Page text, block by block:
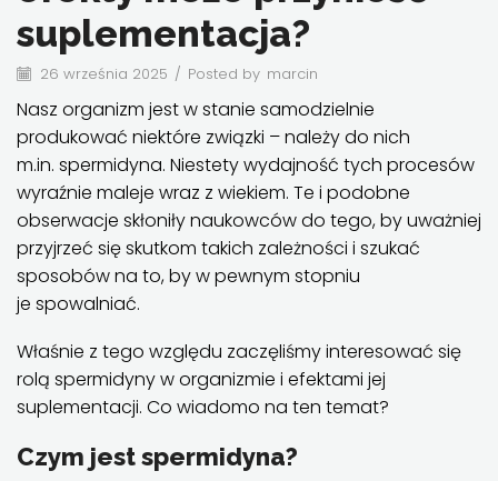
suplementacja?
26 września 2025 / Posted by marcin
Nasz organizm jest w stanie samodzielnie
produkować niektóre związki – należy do nich
m.in. spermidyna. Niestety wydajność tych procesów
wyraźnie maleje wraz z wiekiem. Te i podobne
obserwacje skłoniły naukowców do tego, by uważniej
przyjrzeć się skutkom takich zależności i szukać
sposobów na to, by w pewnym stopniu
je spowalniać.
Właśnie z tego względu zaczęliśmy interesować się
rolą spermidyny w organizmie i efektami jej
suplementacji. Co wiadomo na ten temat?
Czym jest spermidyna?